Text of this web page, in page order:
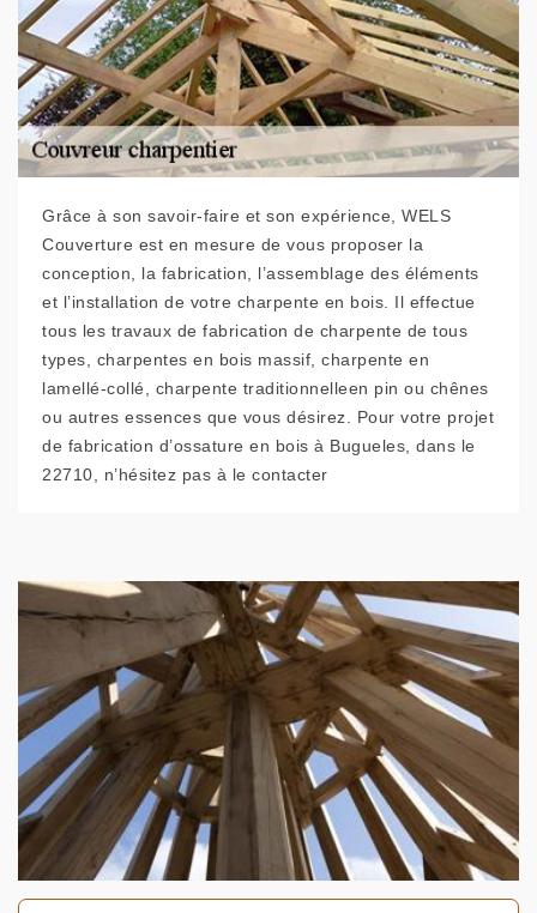
Grâce à son savoir-faire et son expérience, WELS
Couverture est en mesure de vous proposer la
conception, la fabrication, l’assemblage des éléments
et l’installation de votre charpente en bois. Il effectue
tous les travaux de fabrication de charpente de tous
types, charpentes en bois massif, charpente en
lamellé-collé, charpente traditionnelleen pin ou chênes
ou autres essences que vous désirez. Pour votre projet
de fabrication d’ossature en bois à Bugueles, dans le
22710, n’hésitez pas à le contacter